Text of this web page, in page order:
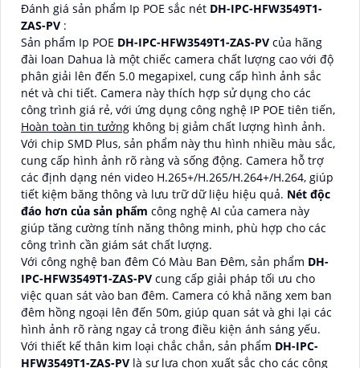
Đánh giá sản phẩm Ip POE sắc nét DH-IPC-HFW3549T1-
ZAS-PV :
Sản phẩm Ip POE DH-IPC-HFW3549T1-ZAS-PV của hãng
đài loan Dahua là một chiếc camera chất lượng cao với độ
phân giải lên đến 5.0 megapixel, cung cấp hình ảnh sắc
nét và chi tiết. Camera này thích hợp sử dụng cho các
công trình giá rẻ, với ứng dụng công nghệ IP POE tiên tiến,
Hoàn toàn tin tưởng không bị giảm chất lượng hình ảnh.
Với chip SMD Plus, sản phẩm này thu hình nhiều màu sắc,
cung cấp hình ảnh rõ ràng và sống động. Camera hỗ trợ
các định dạng nén video H.265+/H.265/H.264+/H.264, giúp
tiết kiệm băng thông và lưu trữ dữ liệu hiệu quả. Nét độc
đáo hơn của sản phẩm công nghệ AI của camera này
giúp tăng cường tính năng thông minh, phù hợp cho các
công trình cần giám sát chất lượng.
Với công nghệ ban đêm Có Màu Ban Đêm, sản phẩm DH-
IPC-HFW3549T1-ZAS-PV cung cấp giải pháp tối ưu cho
việc quan sát vào ban đêm. Camera có khả năng xem ban
đêm hồng ngoại lên đến 50m, giúp quan sát và ghi lại các
hình ảnh rõ ràng ngay cả trong điều kiện ánh sáng yếu.
Với thiết kế thân kim loại chắc chắn, sản phẩm DH-IPC-
HFW3549T1-ZAS-PV là sự lựa chọn xuất sắc cho các công